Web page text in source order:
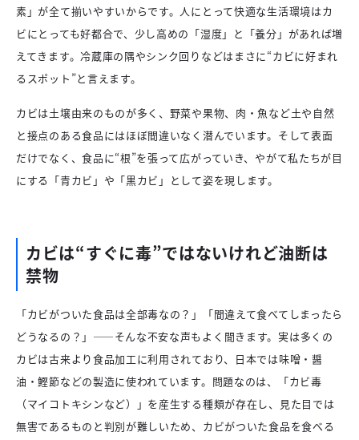
素」が全て揃いやすいからです。人にとって快適な生活環境はカ
ビにとっても好都合で、少し高めの「湿度」と「養分」があれば増
えてきます。冷蔵庫の隅やシンク回りなどはまさに“カビに好まれ
るスポット”と言えます。
カビは土壌由来のものが多く、野菜や果物、肉・魚など土や自然
と接点のある食品にはほぼ間違いなく潜んでいます。そして表面
だけでなく、食品に“根”を張って広がっていき、やがて私たちが目
にする「青カビ」や「黒カビ」として姿を現します。
カビは“すぐに毒”ではないけれど油断は
禁物
「カビがついた食品は全部毒なの？」「間違えて食べてしまったら
どうなるの？」——そんな不安な声もよく聞きます。実は多くの
カビは古来より食品加工に利用されており、日本では味噌・醤
油・鰹節などの製造に使われています。問題なのは、「カビ毒
（マイコトキシンなど）」を産生する種類が存在し、見た目では
無害であるものと判別が難しいため、カビがついた食品を食べる